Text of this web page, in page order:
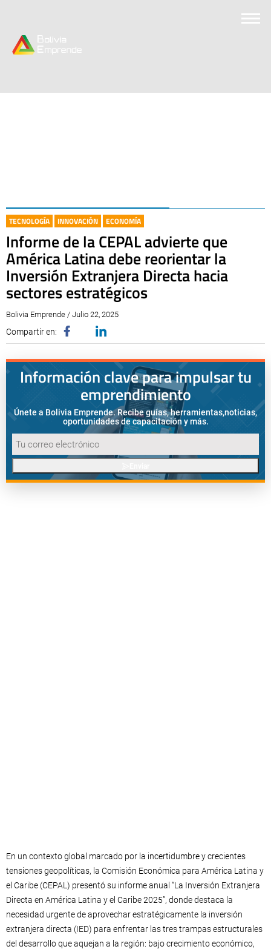
TECNOLOGÍA INNOVACIÓN ECONOMÍA
Informe de la CEPAL advierte que
América Latina debe reorientar la
Inversión Extranjera Directa hacia
sectores estratégicos
Bolivia Emprende / Julio 22, 2025
Compartir en:
Información clave para impulsar tu
emprendimiento
Únete a Bolivia Emprende. Recibe guías, herramientas,noticias,
oportunidades de capacitación y más.
En un contexto global marcado por la incertidumbre y crecientes
tensiones geopolíticas, la Comisión Económica para América Latina y
el Caribe (CEPAL) presentó su informe anual “La Inversión Extranjera
Directa en América Latina y el Caribe 2025”, donde destaca la
necesidad urgente de aprovechar estratégicamente la inversión
extranjera directa (IED) para enfrentar las tres trampas estructurales
del desarrollo que aquejan a la región: bajo crecimiento económico,